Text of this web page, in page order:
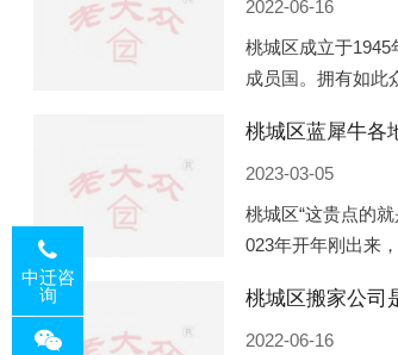
2022-06-16
桃城区成立于1945
成员国。拥有如此
以美国为首的西方
桃城区蓝犀牛各
2023-03-05
桃城区“这贵点的
023年开年刚出来
平摊费用，燃鹅这
桃城区搬家公司
2022-06-16
中迁咨
询